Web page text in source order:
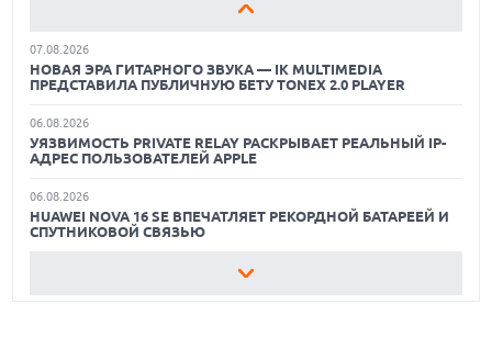
ОБЗОР ПЫЛЕСОСА DREAME Z40 AQUACYCLE PRO
ЛУЧШИЕ ВИДЕОРЕГИСТРАТОРЫ В 2026 ГОДУ
ОБЗОР ПЫЛЕСОСА DREAME Z40 AQUACYCLE PRO
ТОЛЩИНОЙ 4,7 ММ И 12" OLED МАТРИЦЕЙ
07.08.2026
НОВАЯ ЭРА ГИТАРНОГО ЗВУКА — IK MULTIMEDIA
ПРЕДСТАВИЛА ПУБЛИЧНУЮ БЕТУ TONEX 2.0 PLAYER
06.08.2026
УЯЗВИМОСТЬ PRIVATE RELAY РАСКРЫВАЕТ РЕАЛЬНЫЙ IP-
АДРЕС ПОЛЬЗОВАТЕЛЕЙ APPLE
06.08.2026
HUAWEI NOVA 16 SE ВПЕЧАТЛЯЕТ РЕКОРДНОЙ БАТАРЕЕЙ И
СПУТНИКОВОЙ СВЯЗЬЮ